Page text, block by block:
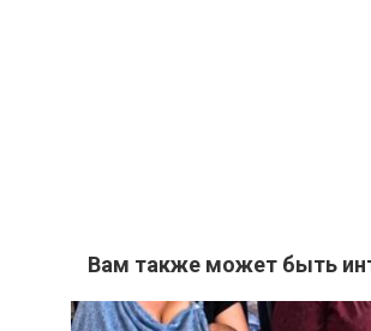
Вам также может быть